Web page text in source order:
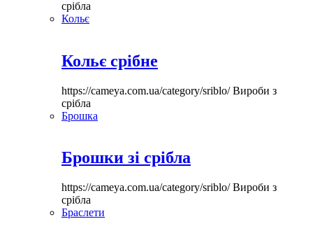
срібла
Кольє
Кольє срібне
https://cameya.com.ua/category/sriblo/Вироби з
срібла
Брошка
Брошки зі срібла
https://cameya.com.ua/category/sriblo/Вироби з
срібла
Браслети